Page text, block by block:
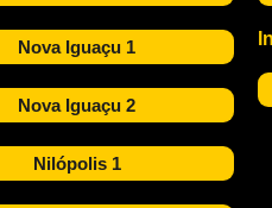
Nova Iguaçu 1
Nova Iguaçu 2
Nilópolis 1